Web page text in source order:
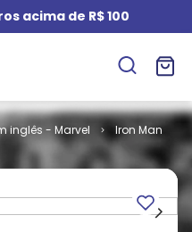
acima de R$ 100
inglês - Marvel
Iron Man